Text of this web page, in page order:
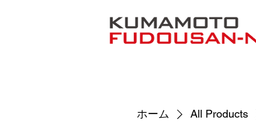
ホーム All Products